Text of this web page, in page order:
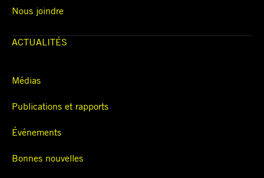
Nous joindre
ACTUALITÉS
Médias
Publications et rapports
Événements
Bonnes nouvelles